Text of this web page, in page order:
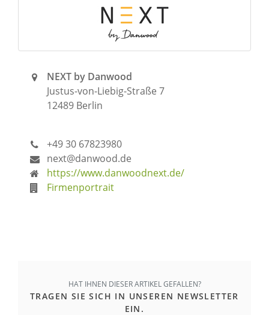
NEXT by Danwood
Justus-von-Liebig-Straße 7
12489 Berlin
+49 30 67823980
next@danwood.de
https://www.danwoodnext.de/
Firmenportrait
HAT IHNEN DIESER ARTIKEL GEFALLEN?
TRAGEN SIE SICH IN UNSEREN NEWSLETTER
EIN.